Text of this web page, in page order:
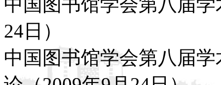
24日）
中国图书馆学会第八届